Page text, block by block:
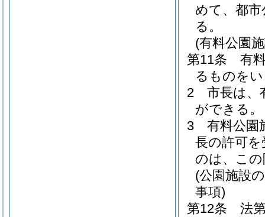
めて、都
る。
(有料公園
第11条
有
るものを
2
市長は、
ができる。
3
有料公園
長の許可
のは、こ
(公園施設
事項)
第12条
法